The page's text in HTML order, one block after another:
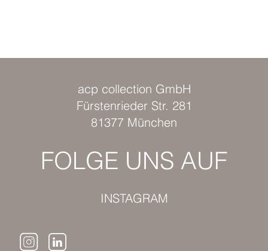
acp collection GmbH
Fürstenrieder Str. 281
81377 München
FOLGE UNS AUF
INSTAGRAM